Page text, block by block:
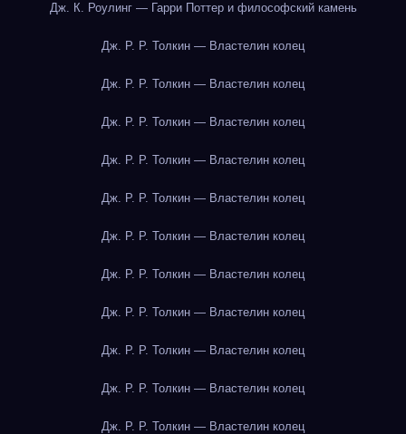
Дж. К. Роулинг — Гарри Поттер и философский камень
Дж. Р. Р. Толкин — Властелин колец
Дж. Р. Р. Толкин — Властелин колец
Дж. Р. Р. Толкин — Властелин колец
Дж. Р. Р. Толкин — Властелин колец
Дж. Р. Р. Толкин — Властелин колец
Дж. Р. Р. Толкин — Властелин колец
Дж. Р. Р. Толкин — Властелин колец
Дж. Р. Р. Толкин — Властелин колец
Дж. Р. Р. Толкин — Властелин колец
Дж. Р. Р. Толкин — Властелин колец
Дж. Р. Р. Толкин — Властелин колец